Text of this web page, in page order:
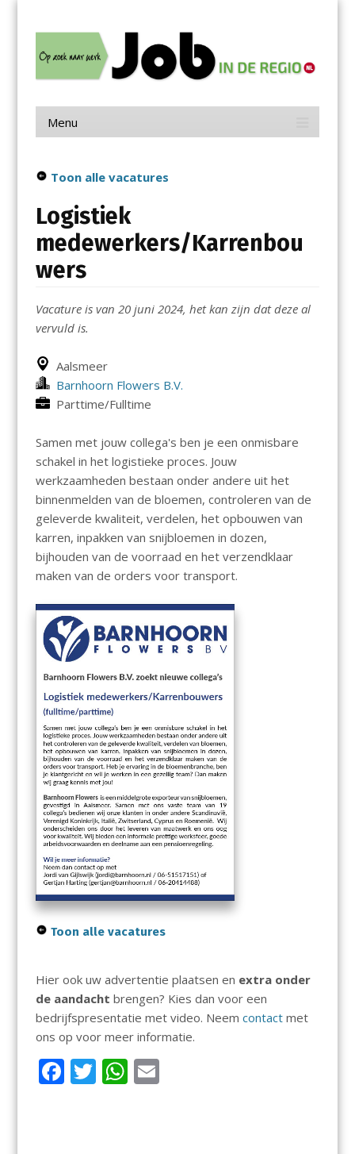
contentJob in de Regio
Menu
Toon alle vacatures
Logistiek
medewerkers/Karrenbou
wers
Vacature is van 20 juni 2024, het kan zijn dat deze al
vervuld is.
Aalsmeer
Barnhoorn Flowers B.V.
Parttime/Fulltime
Samen met jouw collega's ben je een onmisbare
schakel in het logistieke proces. Jouw
werkzaamheden bestaan onder andere uit het
binnenmelden van de bloemen, controleren van de
geleverde kwaliteit, verdelen, het opbouwen van
karren, inpakken van snijbloemen in dozen,
bijhouden van de voorraad en het verzendklaar
maken van de orders voor transport.
Toon alle vacatures
Hier ook uw advertentie plaatsen en extra onder
de aandacht brengen? Kies dan voor een
bedrijfspresentatie met video. Neem contactmet
ons op voor meer informatie.
F T W E